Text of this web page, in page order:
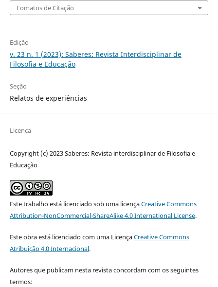
Fomatos de Citação
Edição
v. 23 n. 1 (2023): Saberes: Revista Interdisciplinar de
Filosofia e Educação
Seção
Relatos de experiências
Licença
Copyright (c) 2023 Saberes: Revista interdisciplinar de Filosofia e
Educação
Este trabalho está licenciado sob uma licençaCreative Commons
Attribution-NonCommercial-ShareAlike 4.0 International License.
Este obra está licenciado com uma LicençaCreative Commons
Atribuição 4.0 Internacional.
Autores que publicam nesta revista concordam com os seguintes
termos: